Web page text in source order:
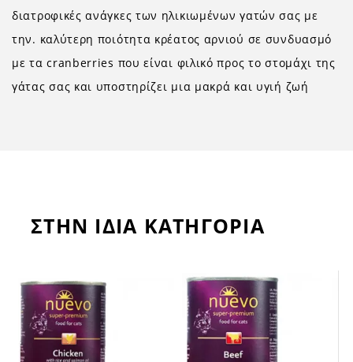
διατροφικές ανάγκες των ηλικιωμένων γατών σας με
την. καλύτερη ποιότητα κρέατος αρνιού σε συνδυασμό
με τα cranberries που είναι φιλικό προς το στομάχι της
γάτας σας και υποστηρίζει μια μακρά και υγιή ζωή
ΣΤΗΝ ΙΔΙΑ ΚΑΤΗΓΟΡΙΑ